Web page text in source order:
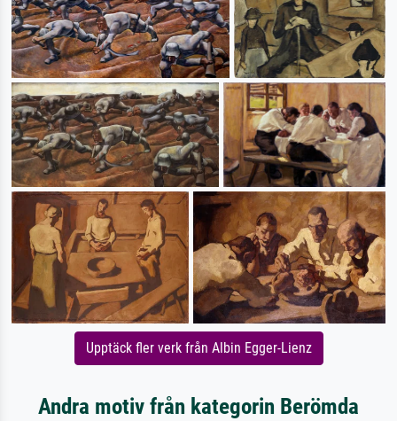
Upptäck fler verk från Albin Egger-Lienz
Andra motiv från kategorin Berömda